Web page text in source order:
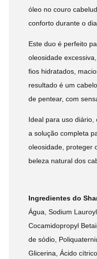
óleo no couro
conforto durante o dia
Este duo é perfeito
oleosidade
fios hidratados,
resultado é um
de pentear, com
Ideal para uso diário,
a solução completa
oleosidade, proteger
beleza natural dos
Ingredientes do
Água, Sodium
Cocamidopropyl
de sódio,
Glicerina, Ácido